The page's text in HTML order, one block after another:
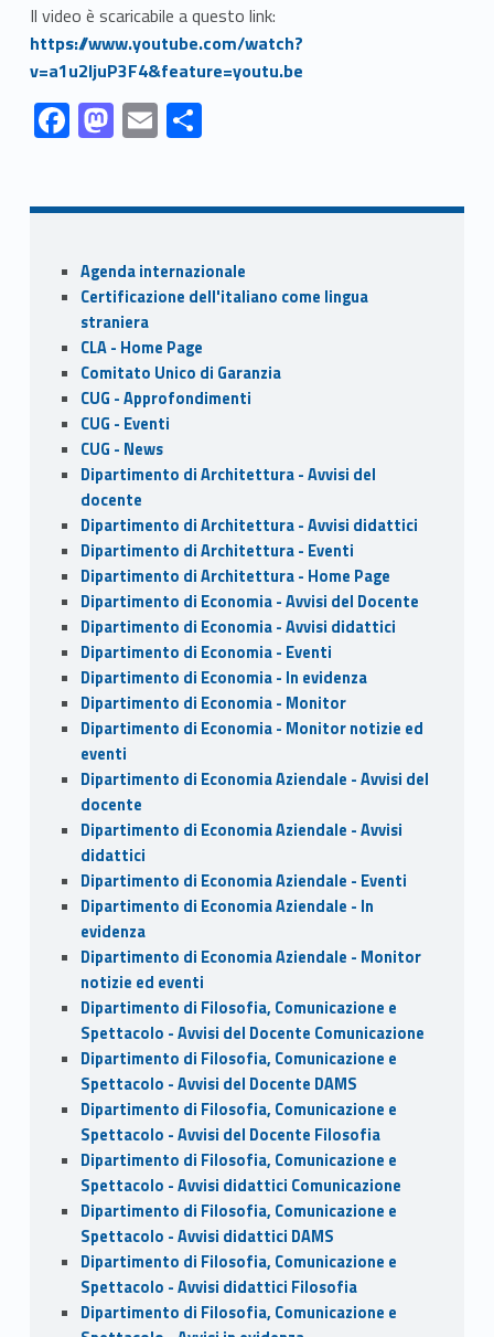
Il video è scaricabile a questo link:
https://www.youtube.com/watch?
v=a1u2IjuP3F4&feature=youtu.be
Link identifier #identifier__125313-1
F
ac
b
o
o
k
Link identifier #identifier__70884-2 M
as
d
o
n
Link identifier #identifier__184840-3 E
m
l
Link identifier #identifier__195304-4 S
h
e
Sidebar
Agenda internazionale
Certificazione dell'italiano come lingua
straniera
CLA - Home Page
Comitato Unico di Garanzia
CUG - Approfondimenti
CUG - Eventi
CUG - News
Dipartimento di Architettura - Avvisi del
docente
Dipartimento di Architettura - Avvisi didattici
Dipartimento di Architettura - Eventi
Dipartimento di Architettura - Home Page
Dipartimento di Economia - Avvisi del Docente
Dipartimento di Economia - Avvisi didattici
Dipartimento di Economia - Eventi
Dipartimento di Economia - In evidenza
Dipartimento di Economia - Monitor
Dipartimento di Economia - Monitor notizie ed
eventi
Dipartimento di Economia Aziendale - Avvisi del
docente
Dipartimento di Economia Aziendale - Avvisi
didattici
Dipartimento di Economia Aziendale - Eventi
Dipartimento di Economia Aziendale - In
evidenza
Dipartimento di Economia Aziendale - Monitor
notizie ed eventi
Dipartimento di Filosofia, Comunicazione e
Spettacolo - Avvisi del Docente Comunicazione
Dipartimento di Filosofia, Comunicazione e
Spettacolo - Avvisi del Docente DAMS
Dipartimento di Filosofia, Comunicazione e
Spettacolo - Avvisi del Docente Filosofia
Dipartimento di Filosofia, Comunicazione e
Spettacolo - Avvisi didattici Comunicazione
Dipartimento di Filosofia, Comunicazione e
Spettacolo - Avvisi didattici DAMS
Dipartimento di Filosofia, Comunicazione e
Spettacolo - Avvisi didattici Filosofia
Dipartimento di Filosofia, Comunicazione e